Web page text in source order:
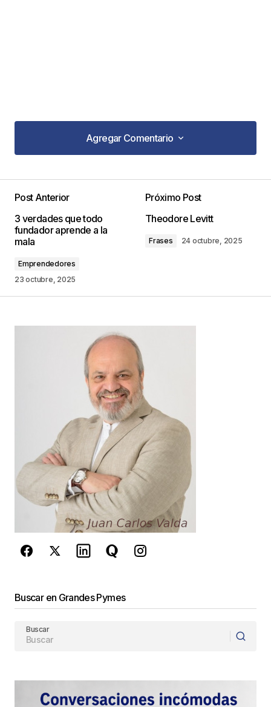
Agregar Comentario
Agregar Comentario
publicada. Los campos obligatorios están
marcados con *
Comentario
*
Guarda mi nombre, correo electrónico y web en
este navegador para la próxima vez que
comente.
Este sitio esta protegido por
reCAPTCHA y laPolítica de
privacidady losTérminos del servicio
de Google se aplican.
Post Anterior
3 verdades que todo
fundador aprende a la
mala
Emprendedores
23 octubre, 2025
Próximo Post
Theodore Levitt
Frases 24 octubre, 2025
Buscar en Grandes Pymes
Buscar